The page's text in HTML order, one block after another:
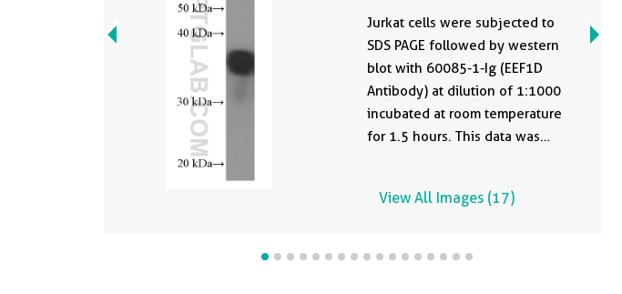
PBS)
Jurkat cells were subjected to
SDS PAGE followed by western
blot with 60085-1-Ig (EEF1D
Antibody) at dilution of 1:1000
incubated at room temperature
for 1.5 hours. This data was
PBS in a different storage buffer
View All Images (17)